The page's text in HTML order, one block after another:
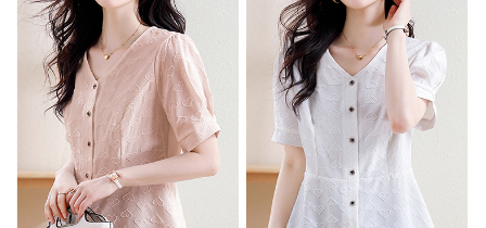
權轉讓予恩沛科技股份有限公司。
２．關於個人資料處理事宜，請瀏覽以下網址：
https://aftee.tw/terms/#terms3
３．未成年的使用者請事先徵得法定代理人或監護人之同意方可使用
「AFTEE先享後付」，若未經同意申辦者引起之損失，本公司不負相關責
任。
４．使用「AFTEE先享後付」時，將依據個別帳號之用戶狀況，依本公司即
時審查核予不同之上限額度；若仍有額度不足之情形，本公司將視審查結果
請求用戶進行身份認證。
５．嚴禁一人註冊多個帳號或使用他人資訊註冊。若發現惡意使用之情形，
恩沛科技股份有限公司將有權停止該用戶之使用額度並採取法律行動。
付款後7-11取貨
每筆NT$80，滿NT$699(含以上)免運費
宅配
每筆NT$70，滿NT$699(含以上)免運費
離島-郵局寄送
每筆NT$90，滿NT$699(含以上)免運費
國家/地區配送 查看運費